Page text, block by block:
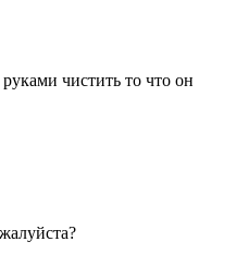
чистить то что он